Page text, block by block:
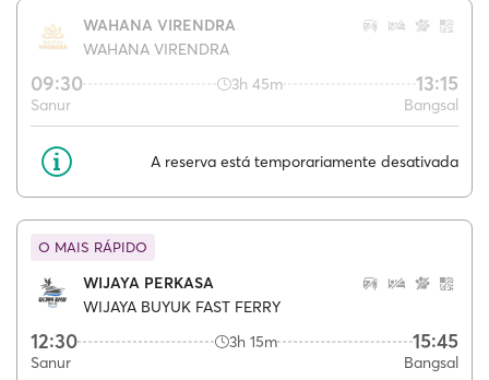
WAHANA VIRENDRA
WAHANA VIRENDRA
09:30 3h 45m 13:15
Sanur Bangsal
A reserva está temporariamente desativada
O MAIS RÁPIDO
WIJAYA PERKASA
WIJAYA BUYUK FAST FERRY
12:30 3h 15m 15:45
Sanur Bangsal